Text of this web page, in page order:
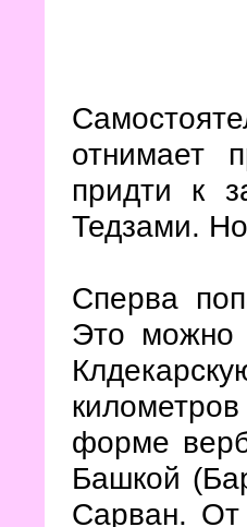
отнимает
придти к
Тедзами.
Сперва
Это можно
форме
Башкой
Сарван.